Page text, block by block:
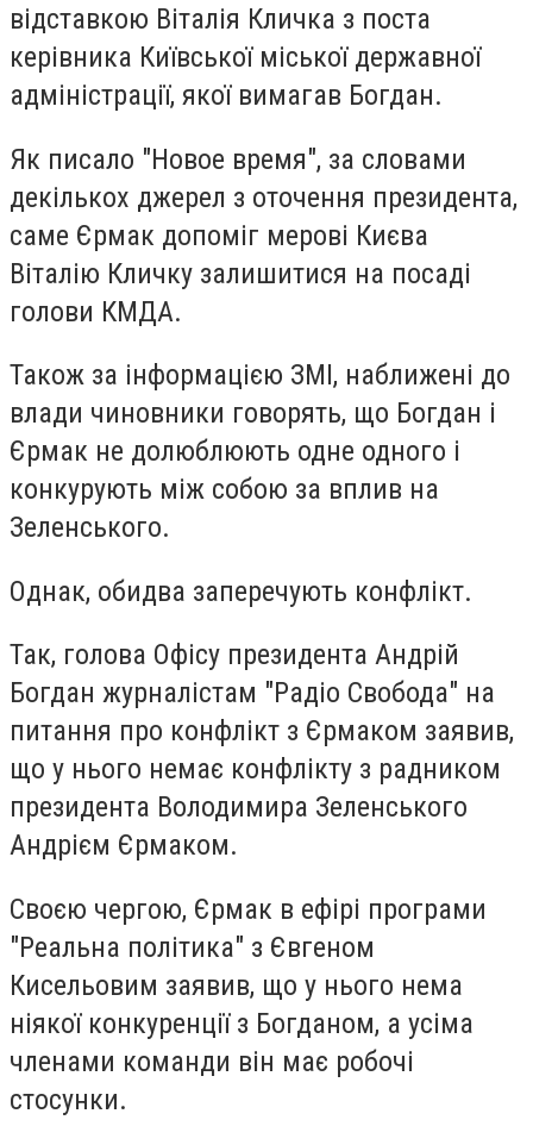
відставкою Віталія Кличка з поста
керівника Київської міської державної
адміністрації, якої вимагав Богдан.
Як писало "Новое время", за словами
декількох джерел з оточення президента,
саме Єрмак допоміг мерові Києва
Віталію Кличку залишитися на посаді
голови КМДА.
Також за інформацією ЗМІ, наближені до
влади чиновники говорять, що Богдан і
Єрмак не долюблюють одне одного і
конкурують між собою за вплив на
Зеленського.
Однак, обидва заперечують конфлікт.
Так, голова Офісу президента Андрій
Богдан журналістам "Радіо Свобода" на
питання про конфлікт з Єрмаком заявив,
що у нього немає конфлікту з радником
президента Володимира Зеленського
Андрієм Єрмаком.
Своєю чергою, Єрмак в ефірі програми
"Реальна політика" з Євгеном
Кисельовим заявив, що у нього нема
ніякої конкуренції з Богданом, а усіма
членами команди він має робочі
стосунки.